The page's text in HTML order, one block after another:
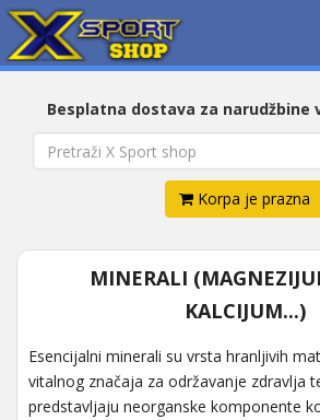
Besplatna dostava za narudžbine
Korpa je prazna
MINERALI
KALCIJUM...)
Esencijalni minerali su vrsta hranljivih
vitalnog značaja za održavanje zdravlja
predstavljaju neorganske komponente